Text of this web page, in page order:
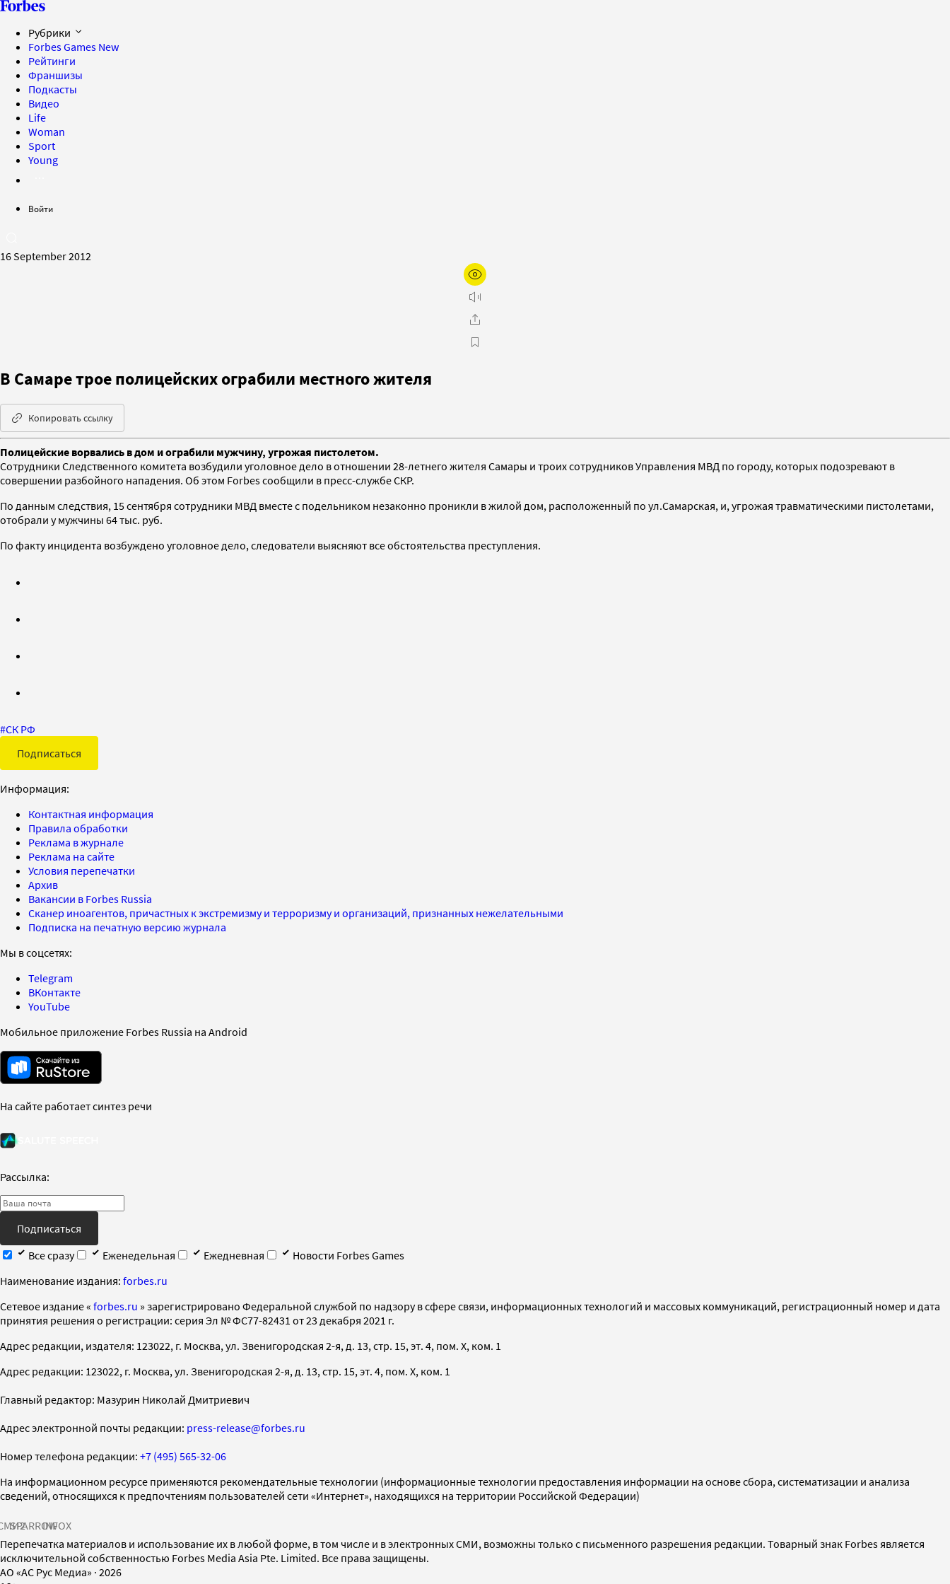
Рубрики
Forbes Games New
Рейтинги
Франшизы
Подкасты
Видео
Life
Woman
Sport
Young
Войти
16 September 2012
В Самаре трое полицейских ограбили местного жителя
Копировать ссылку
Полицейские ворвались в дом и ограбили мужчину, угрожая пистолетом.
Сотрудники Следственного комитета возбудили уголовное дело в отношении 28-летнего жителя Самары и троих сотрудников Управления МВД по городу, которых подозревают в
совершении разбойного нападения. Об этом Forbes сообщили в пресс-службе СКР.
По данным следствия, 15 сентября сотрудники МВД вместе с подельником незаконно проникли в жилой дом, расположенный по ул.Самарская, и, угрожая травматическими пистолетами,
отобрали у мужчины 64 тыс. руб.
По факту инцидента возбуждено уголовное дело, следователи выясняют все обстоятельства преступления.
#СК РФ
Подписаться
Информация:
Контактная информация
Правила обработки
Реклама в журнале
Реклама на сайте
Условия перепечатки
Архив
Вакансии в Forbes Russia
Сканер иноагентов, причастных к экстремизму и терроризму и организаций, признанных нежелательными
Подписка на печатную версию журнала
Мы в соцсетях:
Telegram
ВКонтакте
YouTube
Мобильное приложение Forbes Russia на Android
На сайте работает синтез речи
Рассылка:
Подписаться
Все сразу
Еженедельная Ежедневная
Новости Forbes Games
Наименование издания: forbes.ru
Cетевое издание « forbes.ru » зарегистрировано Федеральной службой по надзору в сфере связи, информационных технологий и массовых коммуникаций, регистрационный номер и дата
принятия решения о регистрации: серия Эл № ФС77-82431 от 23 декабря 2021 г.
Адрес редакции, издателя: 123022, г. Москва, ул. Звенигородская 2-я, д. 13, стр. 15, эт. 4, пом. X, ком. 1
Адрес редакции: 123022, г. Москва, ул. Звенигородская 2-я, д. 13, стр. 15, эт. 4, пом. X, ком. 1
Главный редактор: Мазурин Николай Дмитриевич
Адрес электронной почты редакции: press-release@forbes.ru
Номер телефона редакции: +7 (495) 565-32-06
На информационном ресурсе применяются рекомендательные технологии (информационные технологии предоставления информации на основе сбора, систематизации и анализа
сведений, относящихся к предпочтениям пользователей сети «Интернет», находящихся на территории Российской Федерации)
SPARROWINFOX
Перепечатка материалов и использование их в любой форме, в том числе и в электронных СМИ, возможны только с письменного разрешения редакции. Товарный знак Forbes является
исключительной собственностью Forbes Media Asia Pte. Limited. Все права защищены.
AO «АС Рус Медиа» · 2026